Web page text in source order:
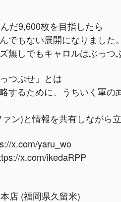
だ9,600枚を目指したら
でもない展開になりました。
無しでもキャロルはぶっつ
つぶせ」とは
するために、うちいく軍
ン)と情報を共有しながら
x.com/yaru_wo
x.com/ikedaRPP
店 (福岡県久留米)